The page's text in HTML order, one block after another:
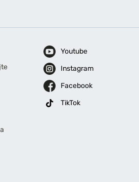
Youtube
Instagram
Facebook
TikTok